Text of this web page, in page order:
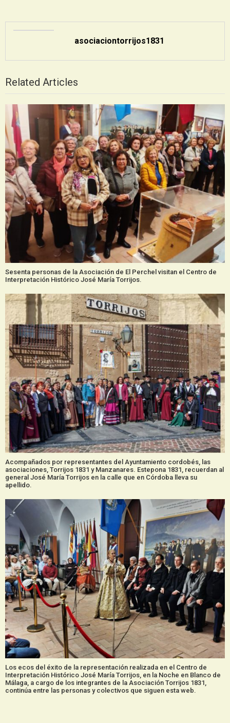
asociaciontorrijos1831
Related Articles
Sesenta personas de la Asociación de El Perchel visitan el Centro de
Interpretación Histórico José María Torrijos.
Acompañados por representantes del Ayuntamiento cordobés, las
asociaciones, Torrijos 1831 y Manzanares. Estepona 1831, recuerdan al
general José María Torrijos en la calle que en Córdoba lleva su
apellido.
Los ecos del éxito de la representación realizada en el Centro de
Interpretación Histórico José María Torrijos, en la Noche en Blanco de
Málaga, a cargo de los integrantes de la Asociación Torrijos 1831,
continúa entre las personas y colectivos que siguen esta web.